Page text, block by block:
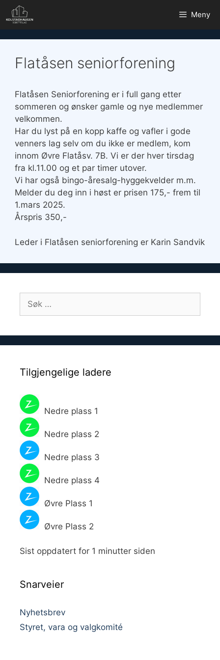
Hopp
til
Meny
Flatåsen seniorforening
Flatåsen Seniorforening er i full gang etter
sommeren og ønsker gamle og nye medlemmer
velkommen.
Har du lyst på en kopp kaffe og vafler i gode
venners lag selv om du ikke er medlem, kom
innom Øvre Flatåsv. 7B. Vi er der hver tirsdag
fra kl.11.00 og et par timer utover.
Vi har også bingo-åresalg-hyggekvelder m.m.
Melder du deg inn i høst er prisen 175,- frem til
1.mars 2025.
Årspris 350,-
Leder i Flatåsen seniorforening er Karin Sandvik
etter:
Tilgjengelige ladere
Nedre plass 1
Nedre plass 2
Nedre plass 3
Nedre plass 4
Øvre Plass 1
Øvre Plass 2
Sist oppdatert for 1 minutter siden
Snarveier
Nyhetsbrev
Styret, vara og valgkomité